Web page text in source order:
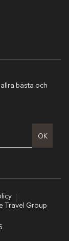
bästa och
OK
Travel Group